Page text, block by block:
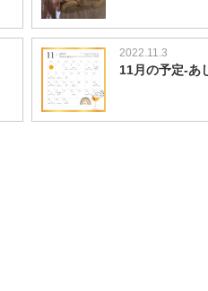
2022.11.3
11月の予定‐あ